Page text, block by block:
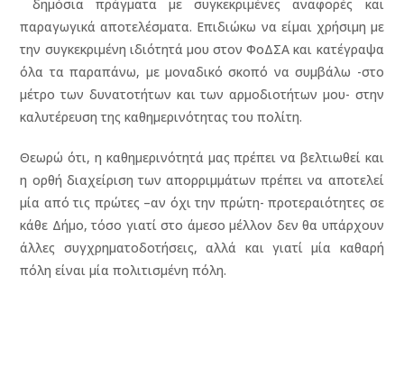
δημόσια πράγματα με συγκεκριμένες αναφορές και
παραγωγικά αποτελέσματα. Επιδιώκω να είμαι χρήσιμη με
την συγκεκριμένη ιδιότητά μου στον ΦοΔΣΑ και κατέγραψα
όλα τα παραπάνω, με μοναδικό σκοπό να συμβάλω -στο
μέτρο των δυνατοτήτων και των αρμοδιοτήτων μου- στην
καλυτέρευση της καθημερινότητας του πολίτη.
Θεωρώ ότι, η καθημερινότητά μας πρέπει να βελτιωθεί και
η ορθή διαχείριση των απορριμμάτων πρέπει να αποτελεί
μία από τις πρώτες –αν όχι την πρώτη- προτεραιότητες σε
κάθε Δήμο, τόσο γιατί στο άμεσο μέλλον δεν θα υπάρχουν
άλλες συγχρηματοδοτήσεις, αλλά και γιατί μία καθαρή
πόλη είναι μία πολιτισμένη πόλη.